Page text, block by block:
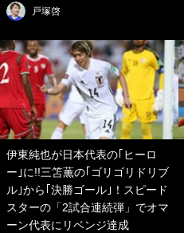
戸塚啓
伊東純也が日本代表の｢ヒーロ
ー｣に!!三笘薫の｢ゴリゴリドリブ
ル｣から｢決勝ゴール｣！スピード
スターの「2試合連続弾」でオマ
ーン代表にリベンジ達成